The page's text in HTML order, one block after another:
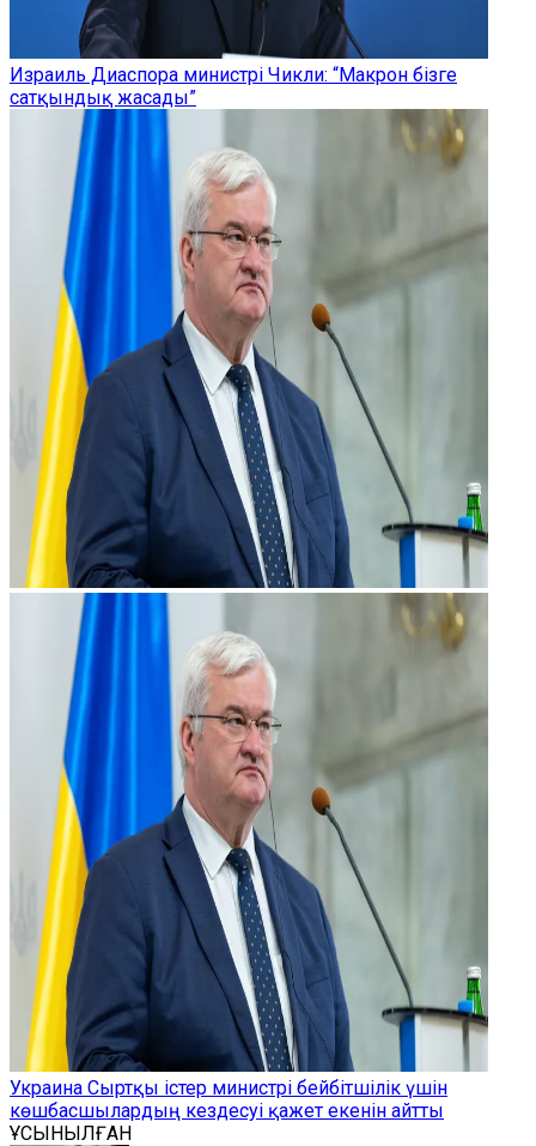
Израиль Диаспора министрі Чикли: “Макрон бізге
сатқындық жасады”
Украина Сыртқы істер министрі бейбітшілік үшін
көшбасшылардың кездесуі қажет екенін айтты
ҰСЫНЫЛҒАН